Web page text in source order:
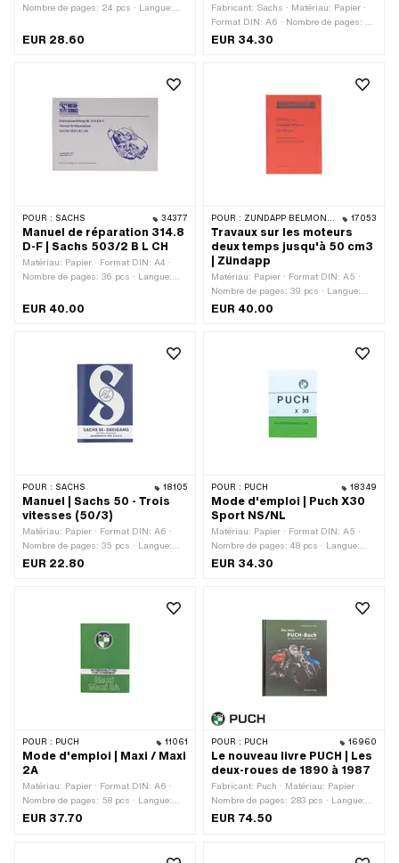
Nombre de pages: 24 pcs · Langue:
EUR 28.60
Fabricant: Sachs · Matériau: Papier ·
Format DIN: A6 · Nombre de pages: 36
pcs · Langue: Allemand
EUR 34.30
POUR : SACHS 34377
Manuel de réparation 314.8
D-F | Sachs 503/2 B L CH
Matériau: Papier · Format DIN: A4 ·
Nombre de pages: 36 pcs · Langue:
EUR 40.00
POUR : ZÜNDAPP BELMONDO · ZÜNDAPP 17053
Travaux sur les moteurs
deux temps jusqu'à 50 cm3
| Zündapp
Matériau: Papier · Format DIN: A5 ·
Nombre de pages: 39 pcs · Langue:
Allemand
EUR 40.00
POUR : SACHS 18105
Manuel | Sachs 50 - Trois
vitesses (50/3)
Matériau: Papier · Format DIN: A6 ·
Nombre de pages: 35 pcs · Langue:
Allemand
EUR 22.80
POUR : PUCH 18349
Mode d'emploi | Puch X30
Sport NS/NL
Matériau: Papier · Format DIN: A5 ·
Nombre de pages: 48 pcs · Langue:
Allemand
EUR 34.30
POUR : PUCH 11061
Mode d'emploi | Maxi / Maxi
2A
Matériau: Papier · Format DIN: A6 ·
Nombre de pages: 58 pcs · Langue:
Allemand · Langue: Français
EUR 37.70
POUR : PUCH 16960
Le nouveau livre PUCH | Les
deux-roues de 1890 à 1987
Fabricant: Puch · Matériau: Papier ·
Nombre de pages: 283 pcs · Langue:
Allemand
EUR 74.50